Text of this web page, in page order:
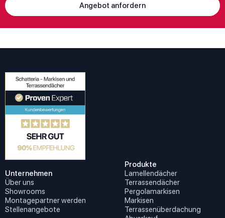
Angebot anfordern
Unternehmen
Über uns
Showrooms
Montagepartner werden
Stellenangebote
Produkte
Lamellendächer
Terrassendächer
Pergolamarkisen
Markisen
Terrassenüberdachung